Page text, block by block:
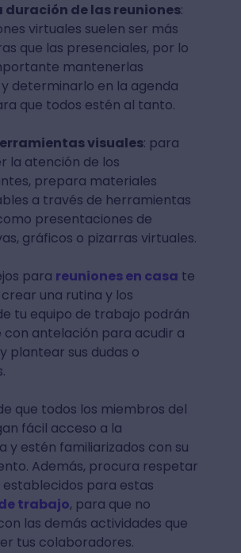
duración de las reuniones:
virtuales suelen ser más
que las presenciales, por lo
mantenerlas
determinarlo en la agenda
que todos estén al tanto.
visuales: para
la atención de los
prepara materiales
a través de herramientas
presentaciones de
gráficos o pizarras virtuales.
para reuniones en casa te
una rutina y los
tu equipo de trabajo podrán
con antelación para acudir a
plantear sus dudas o
que todos los miembros del
fácil acceso a la
y estén familiarizados con su
Además, procura respetar
establecidos para estas
trabajo, para que no
las demás actividades que
tus colaboradores.